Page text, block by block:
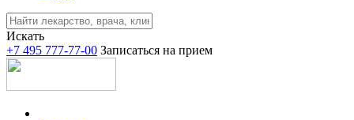
Искать
+7 495 777-77-00 Записаться на прием